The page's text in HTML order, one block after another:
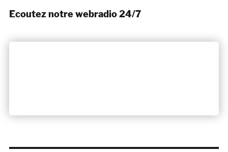
Ecoutez notre webradio 24/7